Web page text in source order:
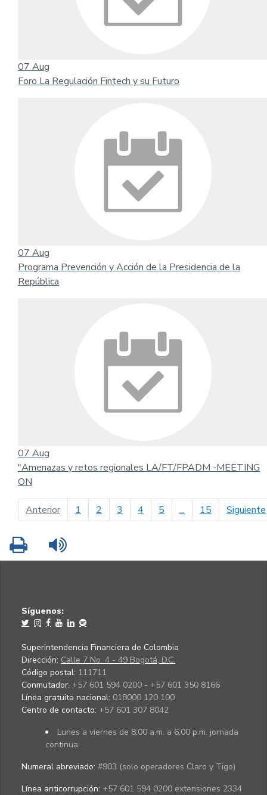
07 Aug
Foro La Regulación Fintech y su Futuro
07 Aug
Programa Prevención y Acción de la Presidencia de la
República
07 Aug
"Amenazas y retos regionales LA/FT/FPADM -MEETING
ON
Anteriorpágina anterior
1 2 3 4 5 ... 15 Siguiente
Imprimir
Síguenos:
Superintendencia Financiera de Colombia
Dirección: Calle 7 No. 4 - 49 Bogotá, D.C.
Código postal: 111711
Conmutador: +57 601 594 0200 - +57 601 350 8166
Línea gratuita nacional: 018000 120 100
Centro de contacto: +57 601 307 8042
Lunes a viernes de 8:00 a.m. a 6:00 p.m. jornada
continua.
Numeral abreviado: #903 (solo operadores Claro y Tigo)
Línea anticorrupción: +57 601 594 0200 extensiones 2334